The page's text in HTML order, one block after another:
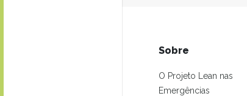
Sobre
O Projeto Lean nas
Emergências